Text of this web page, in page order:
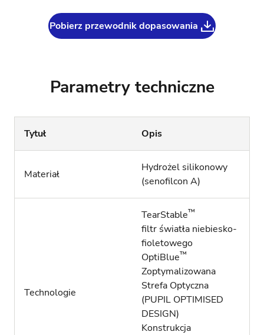
Pobierz przewodnik dopasowania
Parametry techniczne
Tytuł Opis
Materiał
Hydrożel silikonowy
(senofilcon A)
Technologie
TearStable™
filtr światła niebiesko-
fioletowego
OptiBlue™
Zoptymalizowana
Strefa Optyczna
(PUPIL OPTIMISED
DESIGN)
Konstrukcja